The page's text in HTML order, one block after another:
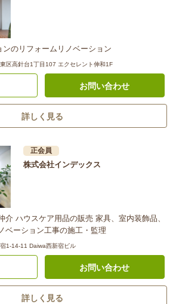
のリフォームリノベーション
区高針台1丁目107 エクセレント伸和1F
お問い合わせ
詳しく見る
正会員
株式会社インデックス
介 ハウスケア用品の販売 家具、室内装飾品、
ベーション工事の施工・監理
1-14-11 Daiwa西新宿ビル
お問い合わせ
詳しく見る